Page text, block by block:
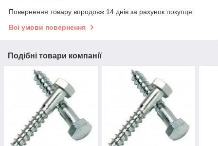
Повернення товару впродовж 14 днів за рахунок покупця
Всі умови повернення
Подібні товари компанії